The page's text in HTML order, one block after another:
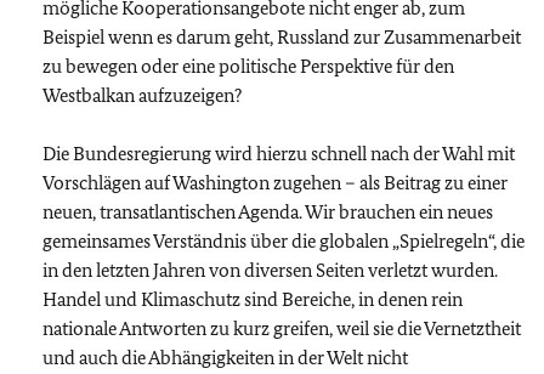
mögliche Kooperationsangebote nicht enger ab, zum
Beispiel wenn es darum geht, Russland zur Zusammenarbeit
zu bewegen oder eine politische Perspektive für den
Westbalkan aufzuzeigen?
Die Bundesregierung wird hierzu schnell nach der Wahl mit
Vorschlägen auf Washington zugehen – als Beitrag zu einer
neuen, transatlantischen Agenda. Wir brauchen ein neues
gemeinsames Verständnis über die globalen „Spielregeln“, die
in den letzten Jahren von diversen Seiten verletzt wurden.
Handel und Klimaschutz sind Bereiche, in denen rein
nationale Antworten zu kurz greifen, weil sie die Vernetztheit
und auch die Abhängigkeiten in der Welt nicht